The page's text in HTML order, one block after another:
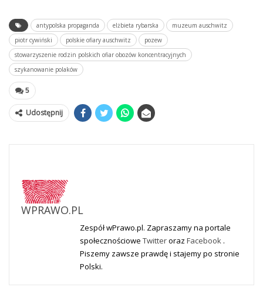
antypolska propaganda elżbieta rybarska
muzeum auschwitz
piotr cywiński
polskie ofiary auschwitz
pozew
stowarzyszenie rodzin polskich ofiar obozów koncentracyjnych
szykanowanie polaków
5
Udostępnij
WPRAWO.PL
Zespół wPrawo.pl. Zapraszamy na portale
społecznościowe Twitteroraz Facebook .
Piszemy zawsze prawdę i stajemy po stronie
Polski.